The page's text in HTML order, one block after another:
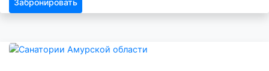
Забронировать